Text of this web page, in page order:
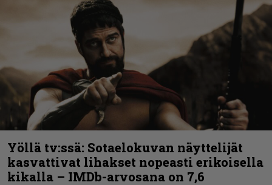
Yöllä tv:ssä: Sotaelokuvan näyttelijät
kasvattivat lihakset nopeasti erikoisella
kikalla – IMDb-arvosana on 7,6